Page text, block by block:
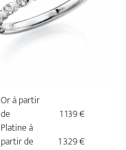
Or à partir
de
1 139 €
Platine à
partir de
1 329 €